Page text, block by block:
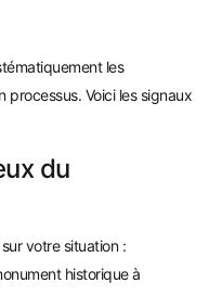
les
processus. Voici les signaux
du
votre situation :
historique à